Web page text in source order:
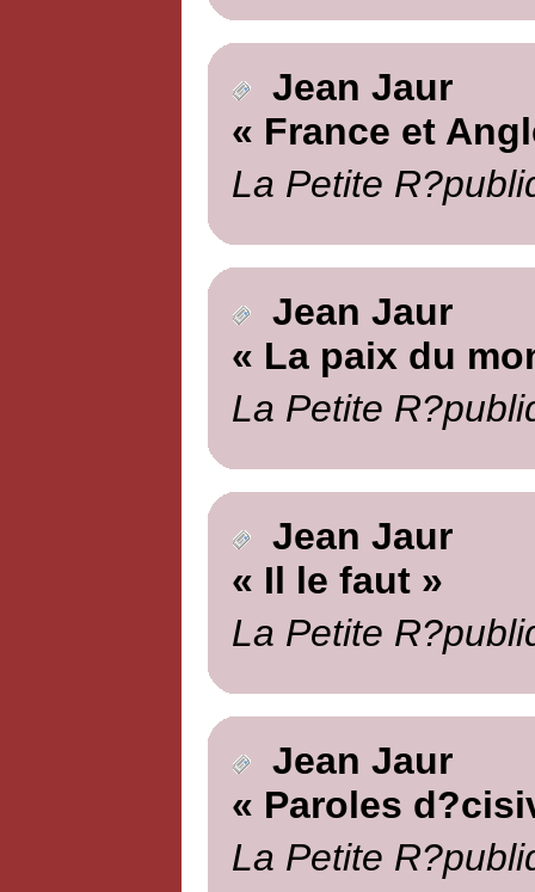
Jean Jaur
« France et
La Petite
Jean Jaur
« La paix du
La Petite
Jean Jaur
« Il le faut »
La Petite
Jean Jaur
« Paroles
La Petite